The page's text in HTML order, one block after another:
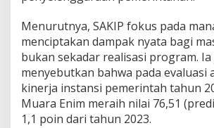
Menurutnya, SAKIP fokus pada
menciptakan dampak nyata bagi
bukan sekadar realisasi program. Ia
menyebutkan bahwa pada evaluasi
kinerja instansi pemerintah tahun
Muara Enim meraih nilai 76,51
1,1 poin dari tahun 2023.